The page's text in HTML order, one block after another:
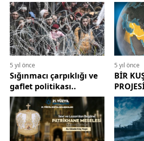
şimdi ücretsiz olarak
okuyabilirsiniz
5 yıl önce
Sığınmacı çarpıklığı ve
gaflet politikası..
5 yıl önce
BİR